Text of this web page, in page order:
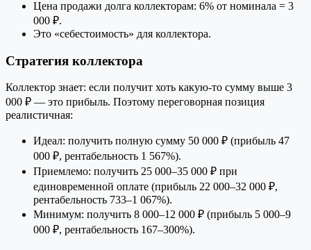
Цена продажи долга коллекторам: 6% от номинала = 3
000 ₽.
Это «себестоимость» для коллектора.
Стратегия коллектора
Коллектор знает: если получит хоть какую-то сумму выше 3
000 ₽ — это прибыль. Поэтому переговорная позиция
реалистичная:
Идеал: получить полную сумму 50 000 ₽ (прибыль 47
000 ₽, рентабельность 1 567%).
Приемлемо: получить 25 000–35 000 ₽ при
единовременной оплате (прибыль 22 000–32 000 ₽,
рентабельность 733–1 067%).
Минимум: получить 8 000–12 000 ₽ (прибыль 5 000–9
000 ₽, рентабельность 167–300%).